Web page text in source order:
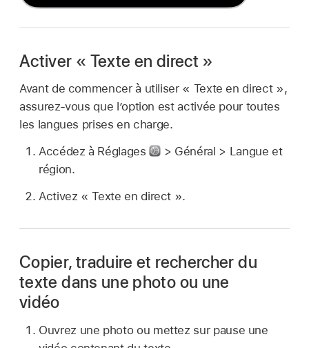
Activer « Texte en direct »
Avant de commencer à utiliser « Texte en direct »,
assurez-vous que l’option est activée pour toutes
les langues prises en charge.
Accédez à Réglages
> Général > Langue et
région.
Activez « Texte en direct ».
Copier, traduire et rechercher du
texte dans une photo ou une
vidéo
Ouvrez une photo ou mettez sur pause une